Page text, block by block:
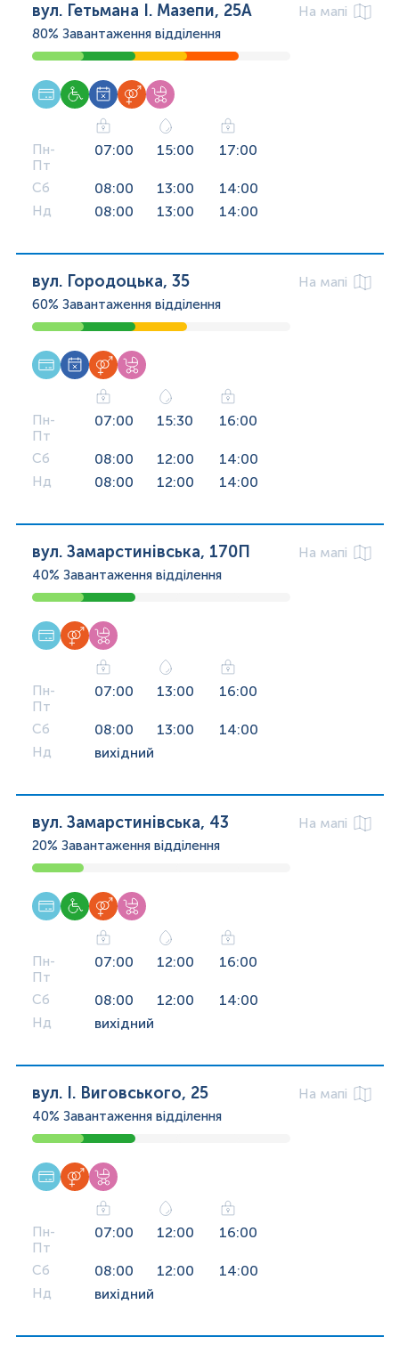
вул. Гетьмана І. Мазепи, 25А
На мапі
80% Завантаження відділення
Пн-
Пт
07:00 15:00 17:00
Сб 08:00 13:00 14:00
Нд 08:00 13:00 14:00
вул. Городоцька, 35
На мапі
60% Завантаження відділення
Пн-
Пт
07:00 15:30 16:00
Сб 08:00 12:00 14:00
Нд 08:00 12:00 14:00
вул. Замарстинівська, 170П
На мапі
40% Завантаження відділення
Пн-
Пт
07:00 13:00 16:00
Сб 08:00 13:00 14:00
Нд вихідний
вул. Замарстинівська, 43
На мапі
20% Завантаження відділення
Пн-
Пт
07:00 12:00 16:00
Сб 08:00 12:00 14:00
Нд вихідний
вул. І. Виговського, 25
На мапі
40% Завантаження відділення
Пн-
Пт
07:00 12:00 16:00
Сб 08:00 12:00 14:00
Нд вихідний